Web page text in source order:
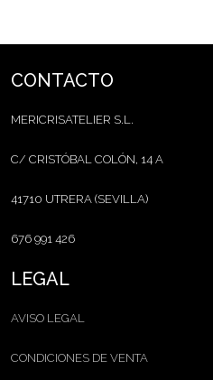
CONTACTO
MERICRISATELIER S.L.
C/ CRISTÓBAL COLÓN, 14 A
41710 UTRERA (SEVILLA)
676 991 426
LEGAL
AVISO LEGAL
CONDICIONES DE VENTA